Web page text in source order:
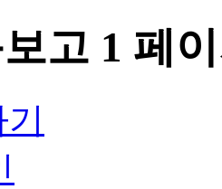
고 1 페